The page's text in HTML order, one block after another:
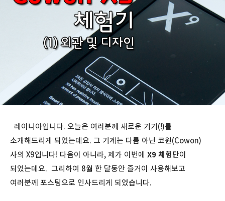
레이니아입니다. 오늘은 여러분께 새로운 기기(!)를
소개해드리게 되었는데요. 그 기계는 다름 아닌 코원(Cowon)
사의 X9입니다! 다음이 아니라, 제가 이번에 X9 체험단이
되었는데요. 그리하여 8월 한 달동안 즐거이 사용해보고
여러분께 포스팅으로 인사드리게 되었습니다.